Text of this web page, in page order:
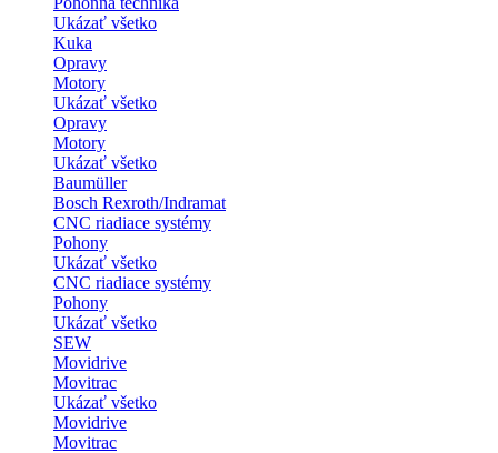
Ukázať všetko
Kuka
Opravy
Motory
Ukázať všetko
Opravy
Motory
Ukázať všetko
Baumüller
Bosch Rexroth/Indramat
CNC riadiace systémy
Pohony
Ukázať všetko
CNC riadiace systémy
Pohony
Ukázať všetko
SEW
Movidrive
Movitrac
Ukázať všetko
Movidrive
Movitrac